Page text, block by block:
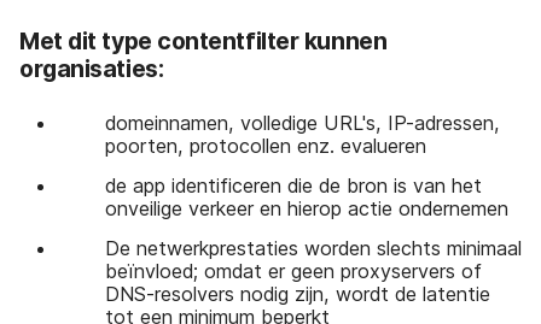
Met dit type contentfilter kunnen
organisaties:
domeinnamen, volledige URL's, IP-adressen,
poorten, protocollen enz. evalueren
de app identificeren die de bron is van het
onveilige verkeer en hierop actie ondernemen
De netwerkprestaties worden slechts minimaal
beïnvloed; omdat er geen proxyservers of
DNS-resolvers nodig zijn, wordt de latentie
tot een minimum beperkt